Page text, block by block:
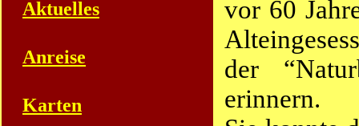
Aktuelles
Anreise
Karten
vor 60
der
erinnern.